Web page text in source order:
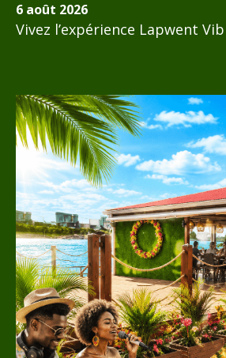
6 août 2026
Vivez l’expérience Lapwent